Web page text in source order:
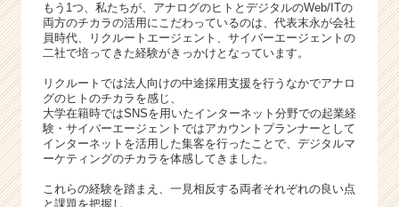
もう1つ、私たちが、アナログのヒトとデジタルのWeb/ITの
両方のチカラの活用にこだわっているのは、代表末永が会社
員時代、リクルートエージェント、サイバーエージェントの
二社で培ってきた経験がきっかけとなっています。
リクルートでは法人向けの中途採用支援を行うなかでアナロ
グのヒトのチカラを感じ、
大学在籍時ではSNSを用いたインターネット分野での起業経
験・サイバーエージェントではアカウントプランナーとして
インターネットを活用した集客を行ったことで、デジタルマ
ーケティングのチカラを体感してきました。
これらの経験を踏まえ、一見相反する両者それぞれの良い点
と課題を把握し、